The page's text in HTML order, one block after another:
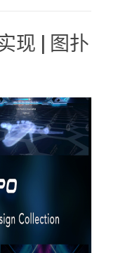
现 | 图扑